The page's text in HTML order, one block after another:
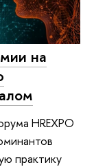
на
HREXPO
практику